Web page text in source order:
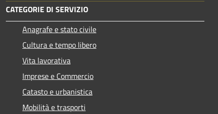
CATEGORIE DI SERVIZIO
Anagrafe e stato civile
Cultura e tempo libero
Vita lavorativa
Imprese e Commercio
Catasto e urbanistica
Mobilità e trasporti